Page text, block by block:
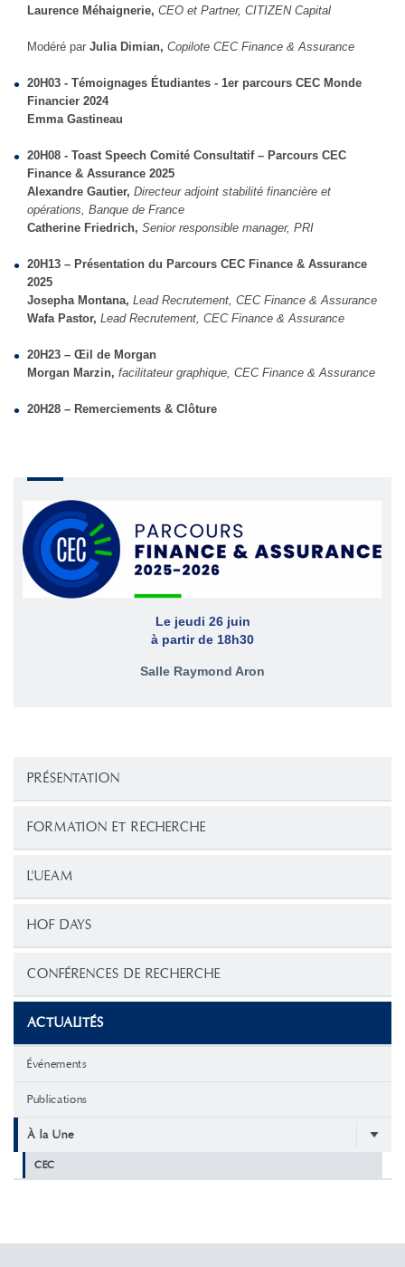
PRÉSENTATION
FORMATION ET RECHERCHE
L'UEAM
HOF DAYS
CONFÉRENCES DE RECHERCHE
ACTUALITÉS
Événements
Publications
À la Une
CEC
Laurence Méhaignerie, CEO et Partner, CITIZEN Capital
Modéré par Julia Dimian, Copilote CEC Finance & Assurance
20H03 - Témoignages Étudiantes - 1er parcours CEC Monde
Financier 2024
Emma Gastineau
20H08 - Toast Speech Comité Consultatif – Parcours CEC
Finance & Assurance 2025
Alexandre Gautier, Directeur adjoint stabilité financière et
opérations, Banque de France
Catherine Friedrich, Senior responsible manager, PRI
20H13 – Présentation du Parcours CEC Finance & Assurance
2025
Josepha Montana, Lead Recrutement, CEC Finance & Assurance
Wafa Pastor, Lead Recrutement, CEC Finance & Assurance
20H23 – Œil de Morgan
Morgan Marzin, facilitateur graphique, CEC Finance & Assurance
20H28 – Remerciements & Clôture
Le jeudi 26 juin
à partir de 18h30
Salle Raymond Aron